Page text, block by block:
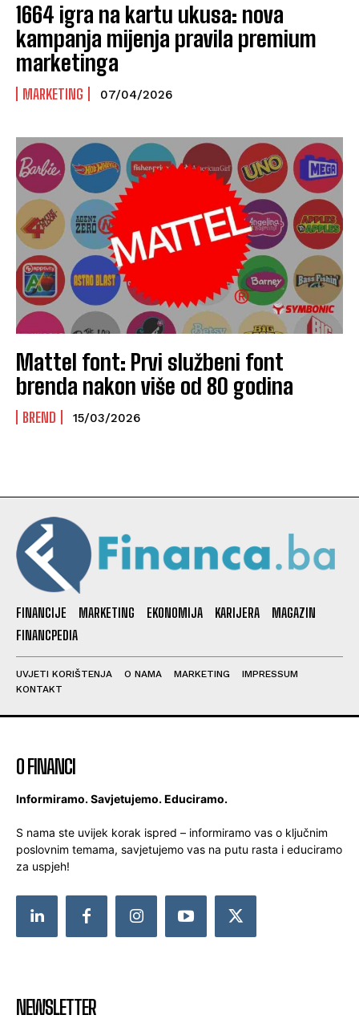
1664 igra na kartu ukusa: nova
kampanja mijenja pravila premium
marketinga
MARKETING 07/04/2026
Mattel font: Prvi službeni font
brenda nakon više od 80 godina
BREND 15/03/2026
FINANCIJE MARKETING EKONOMIJA KARIJERA
MAGAZIN
FINANCPEDIA
UVJETI KORIŠTENJA O NAMA MARKETING
IMPRESSUM
KONTAKT
O FINANCI
Informiramo. Savjetujemo. Educiramo.
S nama ste uvijek korak ispred – informiramo vas o ključnim
poslovnim temama, savjetujemo vas na putu rasta i educiramo
za uspjeh!
NEWSLETTER